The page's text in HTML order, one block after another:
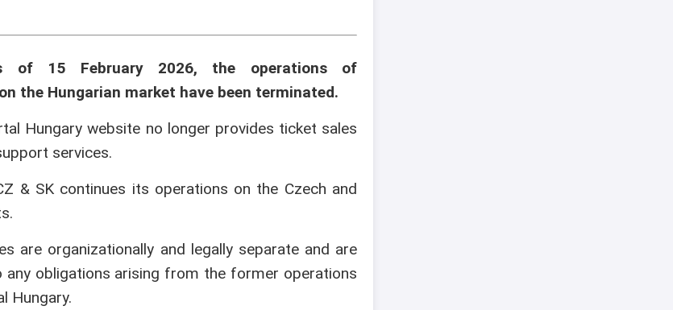
of 15 February 2026, the operations of
the Hungarian market have been terminated.
Hungary website no longer provides ticket sales
services.
& SK continues its operations on the Czech and
are organizationally and legally separate and are
any obligations arising from the former operations
Hungary.